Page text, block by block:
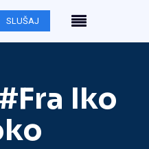
SLUŠAJ
Iko